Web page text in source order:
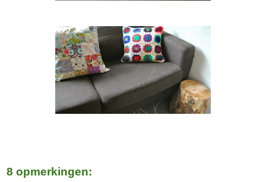
8 opmerkingen: